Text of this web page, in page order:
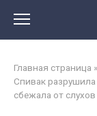
контенту
Главная страница »
Спивак
сбежала от